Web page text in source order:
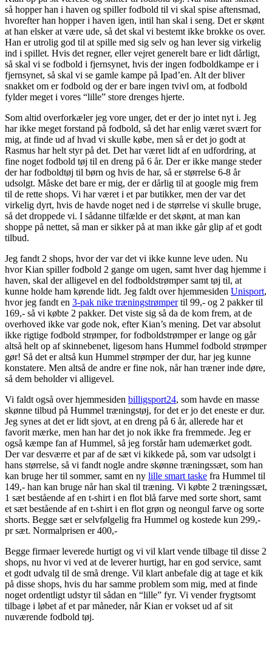
så hopper han i haven og spiller fodbold til vi skal spise aftensmad,
hvorefter han hopper i haven igen, intil han skal i seng. Det er skønt
at han elsker at være ude, så det skal vi bestemt ikke brokke os over.
Han er utrolig god til at spille med sig selv og han lever sig virkelig
ind i spillet. Hvis det regner, eller vejret generelt bare er lidt dårligt,
så skal vi se fodbold i fjernsynet, hvis der ingen fodboldkampe er i
fjernsynet, så skal vi se gamle kampe på Ipad’en. Alt der bliver
snakket om er fodbold og der er bare ingen tvivl om, at fodbold
fylder meget i vores “lille” store drenges hjerte.
Som altid overforkæler jeg vore unger, det er der jo intet nyt i. Jeg
har ikke meget forstand på fodbold, så det har enlig været svært for
mig, at finde ud af hvad vi skulle købe, men så er det jo godt at
Rasmus har helt styr på det. Det har været lidt af en udfordring, at
fine noget fodbold tøj til en dreng på 6 år. Der er ikke mange steder
der har fodboldtøj til børn og hvis de har, så er størrelse 6-8 år
udsolgt. Måske det bare er mig, der er dårlig til at google mig frem
til de rette shops. Vi har været i et par butikker, men der var det
virkelig dyrt, hvis de havde noget ned i de størrelse vi skulle bruge,
så det droppede vi. I sådanne tilfælde er det skønt, at man kan
shoppe på nettet, så man er sikker på at man ikke går glip af et godt
tilbud.
Jeg fandt 2 shops, hvor der var det vi ikke kunne leve uden. Nu
hvor Kian spiller fodbold 2 gange om ugen, samt hver dag hjemme i
haven, skal der alligevel en del fodboldstrømper samt tøj til, at
kunne holde ham kørende lidt. Jeg faldt over hjemmesiden Unisport,
hvor jeg fandt en 3-pak nike træningstrømpertil 99,- og 2 pakker til
169,- så vi købte 2 pakker. Det viste sig så da de kom frem, at de
overhoved ikke var gode nok, efter Kian’s mening. Det var absolut
ikke rigtige fodbold strømper, for fodboldstrømper er lange og går
altså helt op af skinnebenet, ligesom hans Hummel fodbold strømper
gør! Så det er altså kun Hummel strømper der dur, har jeg kunne
konstatere. Men altså de andre er fine nok, når han træner inde døre,
så dem beholder vi alligevel.
Vi faldt også over hjemmesiden billigsport24, som havde en masse
skønne tilbud på Hummel træningstøj, for det er jo det eneste er dur.
Jeg synes at det er lidt sjovt, at en dreng på 6 år, allerede har et
favorit mærke, men han har det jo nok ikke fra fremmede. Jeg er
også kæmpe fan af Hummel, så jeg forstår ham udemærket godt.
Der var desværre et par af de sæt vi kikkede på, som var udsolgt i
hans størrelse, så vi fandt nogle andre skønne træningssæt, som han
kan bruge her til sommer, samt en ny lille smart taske fra Hummel til
149,- han kan bruge når han skal til træning. Vi købte 2 træningssæt,
1 sæt bestående af en t-shirt i en flot blå farve med sorte short, samt
et sæt bestående af en t-shirt i en flot grøn og neongul farve og sorte
shorts. Begge sæt er selvfølgelig fra Hummel og kostede kun 299,-
pr sæt. Normalprisen er 400,-
Begge firmaer leverede hurtigt og vi vil klart vende tilbage til disse 2
shops, nu hvor vi ved at de leverer hurtigt, har en god service, samt
et godt udvalg til de små drenge. Vil klart anbefale dig at tage et kik
på disse shops, hvis du har samme problem som mig, med at finde
noget ordentligt udstyr til sådan en “lille” fyr. Vi vender frygtsomt
tilbage i løbet af et par måneder, når Kian er vokset ud af sit
nuværende fodbold tøj.